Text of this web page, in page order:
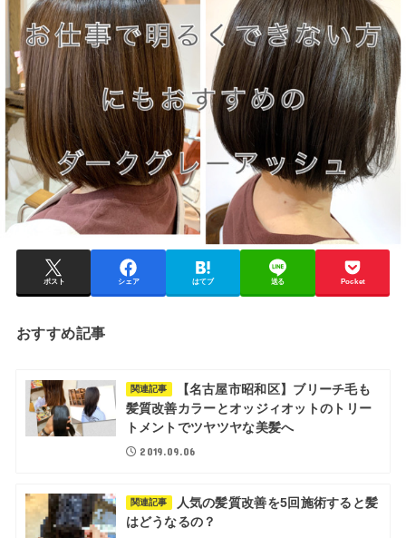
ポスト シェア はてブ 送る Pocket
おすすめ記事
関連記事
【名古屋市昭和区】ブリーチ毛も
髪質改善カラーとオッジィオットのトリー
トメントでツヤツヤな美髪へ
2019.09.06
関連記事
人気の髪質改善を5回施術すると髪
はどうなるの？